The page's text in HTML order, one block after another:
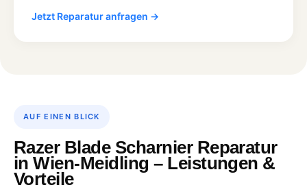
Jetzt Reparatur anfragen →
AUF EINEN BLICK
Razer Blade Scharnier Reparatur
in Wien-Meidling – Leistungen &
Vorteile